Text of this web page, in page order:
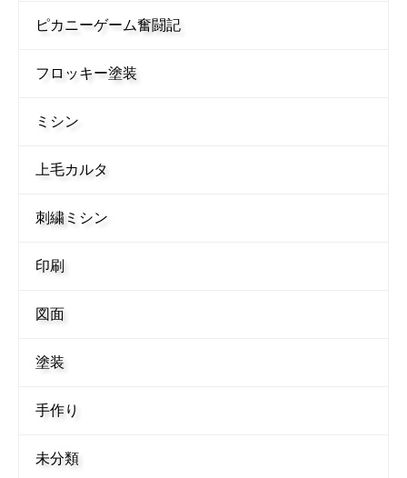
ピカニーゲーム奮闘記
フロッキー塗装
ミシン
上毛カルタ
刺繍ミシン
印刷
図面
塗装
手作り
未分類